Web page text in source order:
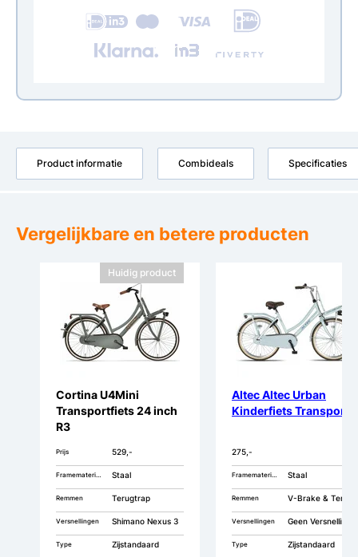
Product informatie Combideals Specificaties
Vergelijkbare en betere producten
Huidig product
Cortina U4Mini
Transportfiets 24 inch
R3
Prijs 529,-
Staal
Remmen Terugtrap
Versnellingen Shimano Nexus 3
Type Zijstandaard
Altec Altec Urban
Kinderfiets Transport
275,-
Staal
Remmen V-Brake & Terugtrap
Versnellingen Geen Versnellingen
Type Zijstandaard